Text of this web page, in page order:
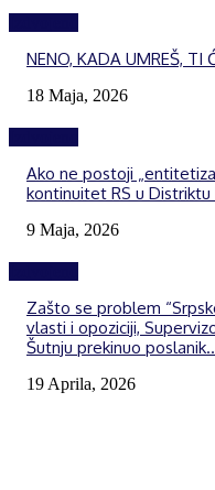
NENO, KADA UMREŠ, TI
18 Maja, 2026
Ako ne postoji
kontinuitet RS u
9 Maja, 2026
Zašto se problem
vlasti i opoziciji,
Šutnju prekinuo
19 Aprila, 2026